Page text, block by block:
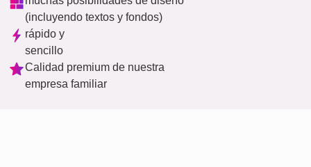
(incluyendo textos y fondos)
rápido y
sencillo
Calidad premium de nuestra
empresa familiar